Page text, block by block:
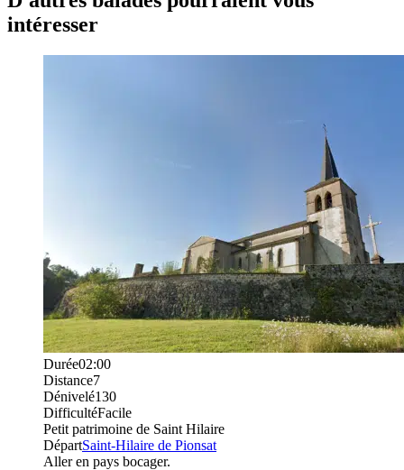
intéresser
Durée02:00
Distance7
Dénivelé130
DifficultéFacile
Petit patrimoine de Saint Hilaire
DépartSaint-Hilaire de Pionsat
Aller en pays bocager.